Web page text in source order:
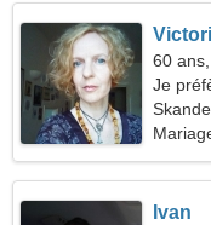
60
Je
Ivan